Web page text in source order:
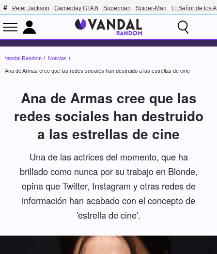
Peter Jackson Gameplay GTA 6 Superman Spider-Man El Señor de los
Vandal Random Noticias
Ana de Armas cree que las redes sociales han destruido a las estrellas de cine
Ana de Armas cree que las
redes sociales han destruido
a las estrellas de cine
Una de las actrices del momento, que ha
brillado como nunca por su trabajo en Blonde,
opina que Twitter, Instagram y otras redes de
información han acabado con el concepto de
'estrella de cine'.